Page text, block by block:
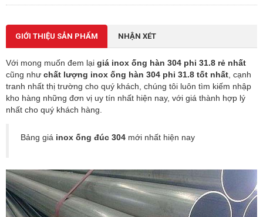
GIỚI THIỆU SẢN PHẨM NHẬN XÉT
Với mong muốn đem lại giá inox ống hàn 304 phi 31.8 rẻ nhất
cũng như chất lượng inox ống hàn 304 phi 31.8 tốt nhất, cạnh
tranh nhất thị trường cho quý khách, chúng tôi luôn tìm kiếm nhập
kho hàng những đơn vị uy tín nhất hiện nay, với giá thành hợp lý
nhất cho quý khách hàng.
Bảng giá inox ống đúc 304 mới nhất hiện nay